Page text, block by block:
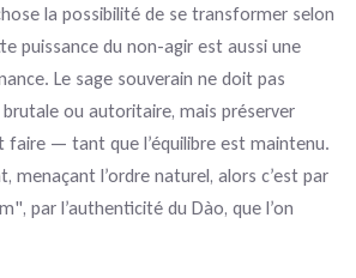
la possibilité de se transformer selon
puissance du non-agir est aussi une
Le sage souverain ne doit pas
ou autoritaire, mais préserver
faire — tant que l’équilibre est maintenu.
menaçant l’ordre naturel, alors c’est par
par l’authenticité du Dào, que l’on